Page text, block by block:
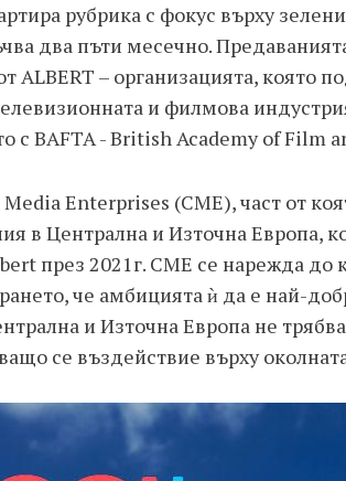
рубрика с фокус върху
два пъти месечно.
ALBERT – организацията, която
и филмова
с BAFTA - British Academy of Film
Enterprises (CME), част от
в Централна и Източна Европа,
през 2021г. CME се нарежда
че амбицията ѝ да е най-
и Източна Европа не
се въздействие върху